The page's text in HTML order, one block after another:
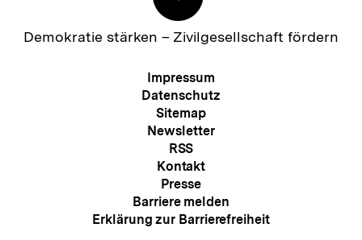
Zur
Demokratie stärken – Zivilgesellschaft fördern
Meta-
Navigation
Impressum
Datenschutz
Sitemap
Newsletter
RSS
Kontakt
Presse
Barriere melden
Erklärung zur Barrierefreiheit